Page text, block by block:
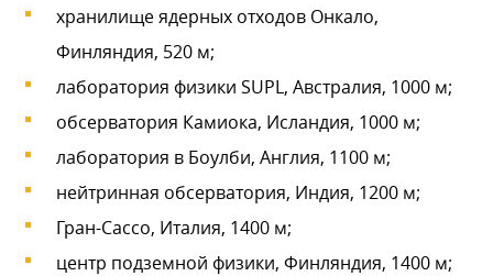
хранилище ядерных отходов Онкало,
Финляндия, 520 м;
лаборатория физики SUPL, Австралия, 1000 м;
обсерватория Камиока, Исландия, 1000 м;
лаборатория в Боулби, Англия, 1100 м;
нейтринная обсерватория, Индия, 1200 м;
Гран-Сассо, Италия, 1400 м;
центр подземной физики, Финляндия, 1400 м;